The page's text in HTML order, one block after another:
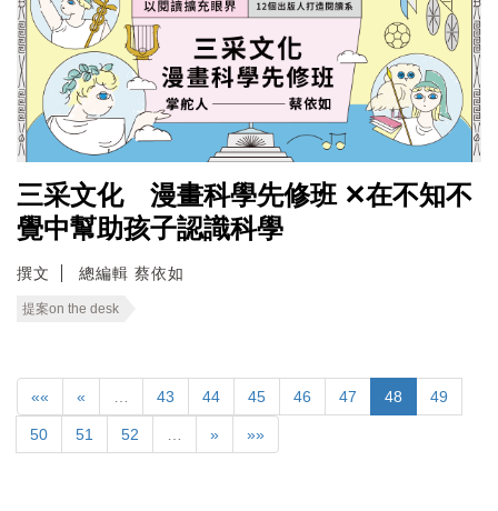
三采文化 漫畫科學先修班 ✕在不知不
覺中幫助孩子認識科學
撰文 總編輯 蔡依如
提案on the desk
«« « 43 44 45 46 47 48 49
50 51 52 » »»